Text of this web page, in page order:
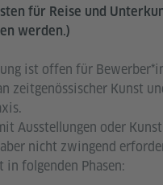
für Reise und
werden.)
ist offen für
zeitgenössischer Kunst
Ausstellungen oder
nicht zwingend
in folgenden Phasen: